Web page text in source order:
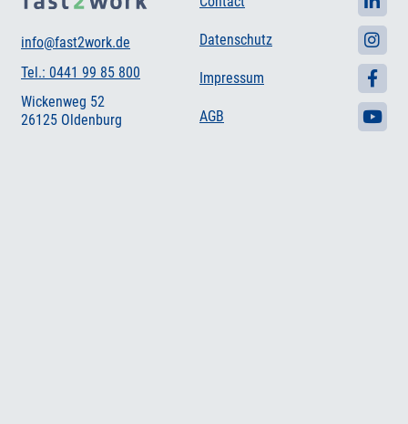
info@fast2work.de
Tel.: 0441 99 85 800
Wickenweg 52
26125 Oldenburg
Datenschutz
Impressum
AGB